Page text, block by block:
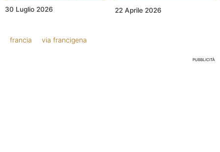
30 Luglio 2026 22 Aprile 2026
francia via francigena
PUBBLICITÀ